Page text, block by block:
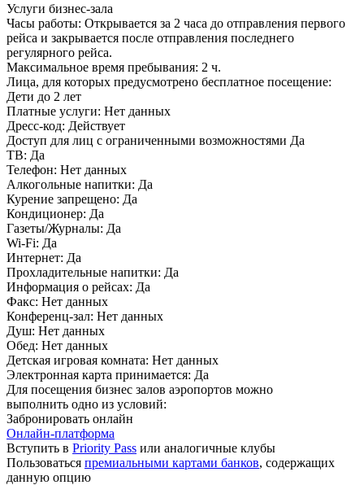
Услуги бизнес-зала
Часы работы: Открывается за 2 часа до отправления первого
рейса и закрывается после отправления последнего
регулярного рейса.
Максимальное время пребывания: 2 ч.
Лица, для которых предусмотрено бесплатное посещение:
Дети до 2 лет
Платные услуги: Нет данных
Дресс-код: Действует
Доступ для лиц с ограниченными возможностями Да
ТВ: Да
Телефон: Нет данных
Алкогольные напитки: Да
Курение запрещено: Да
Кондиционер: Да
Газеты/Журналы: Да
Wi-Fi: Да
Интернет: Да
Прохладительные напитки: Да
Информация о рейсах: Да
Факс: Нет данных
Конференц-зал: Нет данных
Душ: Нет данных
Обед: Нет данных
Детская игровая комната: Нет данных
Электронная карта принимается: Да
Для посещения бизнес залов аэропортов можно
выполнить одно из условий:
Забронировать онлайн
Онлайн-платформа
Вступить в Priority Pass или аналогичные клубы
Пользоваться премиальными картами банков, содержащих
данную опцию